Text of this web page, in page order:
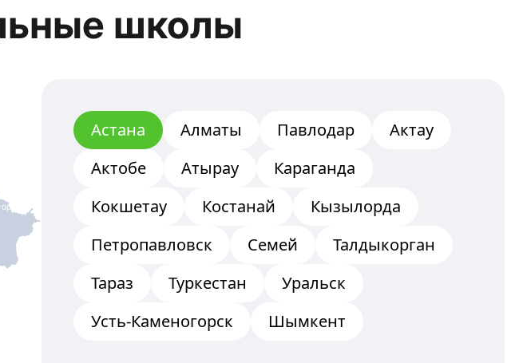
школы
Астана Алматы Павлодар
Актау
Актобе
Атырау
Караганда
Кокшетау
Костанай
Кызылорда
Петропавловск
Семей
Талдыкорган
Тараз
Туркестан
Уральск
Усть-Каменогорск
Шымкент